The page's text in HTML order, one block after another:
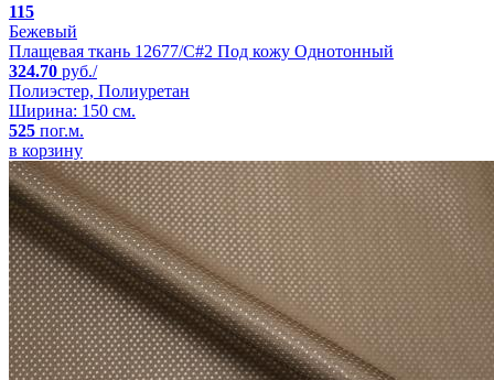
115
Бежевый
Плащевая ткань 12677/C#2 Под кожу Однотонный
324.70 руб./
Полиэстер, Полиуретан
Ширина: 150 см.
525 пог.м.
в корзину